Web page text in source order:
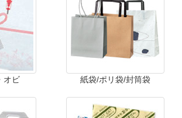
オビ 紙袋/ポリ袋/封筒袋